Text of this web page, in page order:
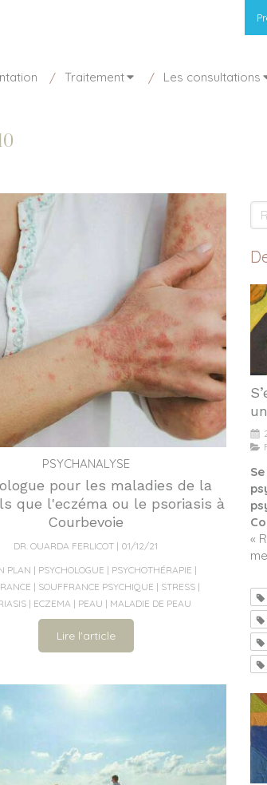
Traitement Les consultations
PSYCHANALYSE
pour les maladies de la
que l'eczéma ou le psoriasis à
Courbevoie
DR. OUARDA FERLICOT
01/12/21
PLAN
PSYCHOLOGUE
PSYCHOTHÉRAPIE
SOUFFRANCE PSYCHIQUE
STRESS
ECZEMA PEAU MALADIE DE PEAU
Lire l'article
«